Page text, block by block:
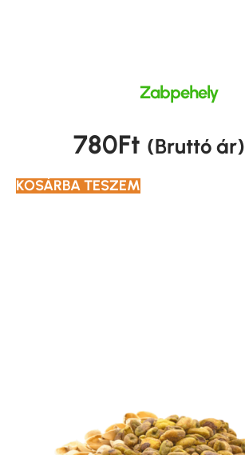
Zabpehely
780Ft (Bruttó ár)
KOSÁRBA TESZEM